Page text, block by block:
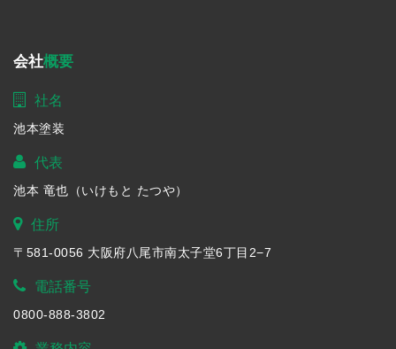
会社概要
社名
池本塗装
代表
池本 竜也（いけもと たつや）
住所
〒581-0056 大阪府八尾市南太子堂6丁目2−7
電話番号
0800-888-3802